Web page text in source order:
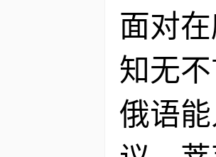
面对
知无
俄语